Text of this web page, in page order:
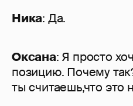
Ника: Да.
Оксана: Я просто
позицию. Почему
ты считаешь,что это